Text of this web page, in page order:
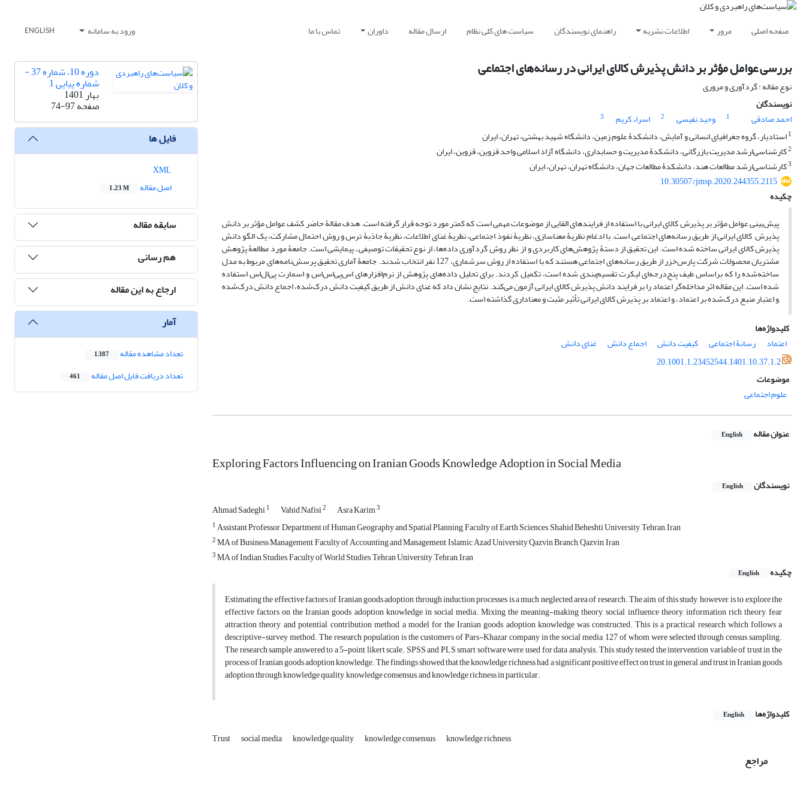
صفحه اصلی مرور اطلاعات نشریه راهنمای نویسندگان سیاست های کلی نظام ارسال مقاله داوران تماس با ما ورود به سامانه ENGLISH
بررسی عوامل مؤثر بر دانش ‌پذیرش کالای ایرانی در رسانه‌های اجتماعی
نوع مقاله : گردآوری و مروری
نویسندگان
احمد صادقی
1 وحید نفیسی 2 اسراء کریم
3
1استادیار، گروه جغرافیای انسانی و آمایش، دانشکدۀ علوم زمین، دانشگاه شهید بهشتی، تهران، ایران
2کارشناسی‌ارشد مدیریت بازرگانی، دانشکدۀ مدیریت و حسابداری، دانشگاه آزاد اسلامی واحد قزوین، قزوین، ایران
3کارشناسی‌ارشد مطالعات هند، دانشکدۀ مطالعات جهان، دانشگاه تهران، تهران، ایران
10.30507/jmsp.2020.244355.2115
چکیده
پیش‌بینی عوامل مؤثر بر پذیرش کالای ایرانی با استفاده از فرایندهای القایی از موضوعات مهمی است که کمتر مورد توجه قرار گرفته است. هدف مقالۀ حاضر کشف عوامل مؤثر بر دانش
پذیرش کالای ایرانی از طریق رسانه‌های اجتماعی است. با ادغام نظریۀ معناسازی، نظریۀ نفوذ اجتماعی، نظریۀ غنای اطلاعات، نظریۀ جاذبۀ ترس و روش احتمال مشارکت، یک الگو دانش
پذیرش کالای ایرانی ساخته شده است. این تحقیق از دستۀ پژوهش‌های کاربردی و از نظر روش گردآوری داده‌ها، از نوع تحقیقات توصیفی ـ پیمایشی است. جامعۀ مورد مطالعۀ پژوهش
مشتریان محصولات شرکت پارس‌خزر از طریق رسانه‌های اجتماعی هستند که با استفاده از روش سرشماری، 127 نفر انتخاب شدند. جامعۀ آماری تحقیق پرسش‌نامه‌های مربوط به مدل
ساخته‌شده را که براساس طیف پنج‌درجه‌ای لیکرت تقسیم‌بندی شده‌ است، تکمیل کردند. برای تحلیل داده‌های پژوهش از نرم‌افزار‌های اس‌پی‌اس‌‌اس و اسمارت پی‌ال‌اس استفاده
شده است. این مقاله اثر مداخله‌گر اعتماد را بر فرایند دانش پذیرش کالای ایرانی آزمون می‌کند. نتایج نشان داد که غنای دانش از طریق کیفیت دانش درک‌شده، اجماع دانش درک‌شده
و اعتبار منبع درک‌شده بر اعتماد، و اعتماد بر پذیرش کالای ایرانی تأثیر مثبت و معناداری گذاشته است.
کلیدواژه‌ها
اعتماد
رسانۀ اجتماعی کیفیت دانش اجماع دانش
غنای دانش
20.1001.1.23452544.1401.10.37.1.2
موضوعات
علوم اجتماعی
عنوان مقاله English
Exploring Factors Influencing on Iranian Goods Knowledge Adoption in Social Media
نویسندگان English
Ahmad Sadeghi1 Vahid Nafisi2 Asra Karim3
1Assistant Professor, Department of Human Geography and Spatial Planning, Faculty of Earth Sciences, Shahid Beheshti University, Tehran, Iran
2MA of Business Management, Faculty of Accounting and Management, Islamic Azad University Qazvin Branch, Qazvin, Iran
3MA of Indian Studies, Faculty of World Studies, Tehran University, Tehran, Iran
چکیده
English
Estimating the effective factors of Iranian goods adoption through induction processes is a much neglected area of research. The aim of this study, however, is to explore the
effective factors on the Iranian goods adoption knowledge in social media. Mixing the meaning-making theory, social influence theory, information rich theory, fear
attraction theory, and potential contribution method, a model for the Iranian goods adoption knowledge was constructed. This is a practical research which follows a
descriptive-survey method. The research population is the customers of Pars-Khazar company in the social media, 127 of whom were selected through census sampling.
The research sample answered to a 5-point likert scale. SPSS and PLS smart software were used for data analysis. This study tested the intervention variable of trust in the
process of Iranian goods adoption knowledge. The findings showed that the knowledge richness had a significant positive effect on trust in general, and trust in Iranian goods
adoption through knowledge quality, knowledge consensus, and knowledge richness in particular.
کلیدواژه‌ها English
Trust social media knowledge quality knowledge consensus knowledge richness
مراجع
دوره 10، شماره 37 -
شماره پیاپی 1
بهار 1401
صفحه74-97
فایل ها
اصل مقاله
1.23 M
سابقه مقاله
هم رسانی
ارجاع به این مقاله
آمار
تعداد مشاهده مقاله 1,387
تعداد دریافت فایل اصل مقاله 461